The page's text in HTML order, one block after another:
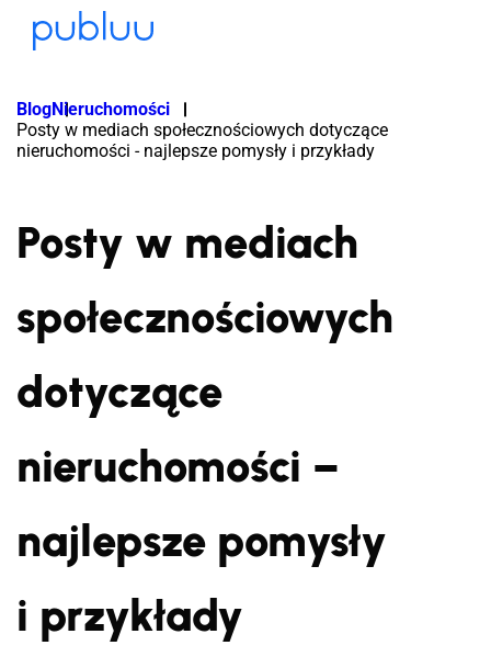
BlogNieruchomości
Posty w mediach społecznościowych dotyczące
nieruchomości - najlepsze pomysły i przykłady
Posty w mediach
społecznościowych
dotyczące
nieruchomości –
najlepsze pomysły
i przykłady